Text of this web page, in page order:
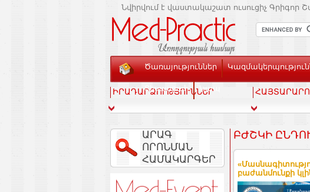
Նվիրվում է վաստակաշատ ուսուցիչ Գրիգոր
Ծառայություններ
Տեսասրահ Կապ
ԻՐԱԴԱՐՁՈՒԹՅՈՒՆՆԵՐ
ԱՐԱԳ
ՈՐՈՆՄԱՆ
ՀԱՄԱԿԱՐԳԵՐ
ԲԺՇԿԻ
բաժանմունքի